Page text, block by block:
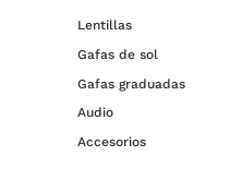
Lentillas
Gafas de sol
Gafas graduadas
Audio
Accesorios